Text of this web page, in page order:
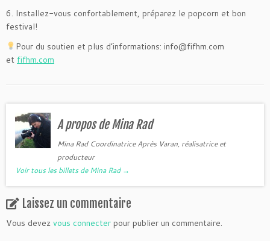
6. Installez-vous confortablement, préparez le popcorn et bon
festival!
Pour du soutien et plus d’informations: info@fifhm.com
et fifhm.com
A propos de Mina Rad
Mina Rad Coordinatrice Après Varan, réalisatrice et
producteur
Voir tous les billets de Mina Rad →
Laissez un commentaire
Vous devez vous connecter pour publier un commentaire.